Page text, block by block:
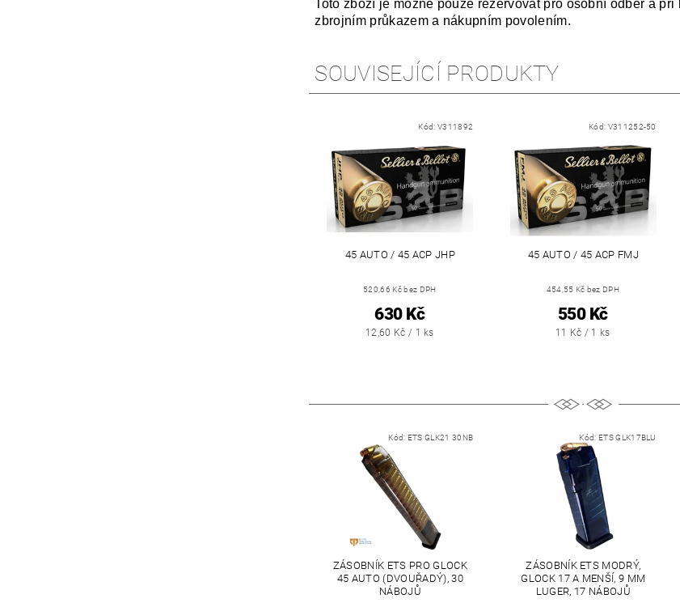
Toto zboží je možné pouze rezervovat pro osobní odběr a
zbrojním průkazem a nákupním povolením.
SOUVISEJÍCÍ PRODUKTY
Kód:V311892
45 AUTO / 45 ACP JHP
520,66 Kč bez DPH
630 Kč
12,60 Kč / 1 ks
Kód: V311252-50
45 AUTO / 45 ACP FMJ
454,55 Kč bez DPH
550 Kč
11 Kč / 1 ks
Kód: ETS GLK21 30NB
ZÁSOBNÍK ETS PRO GLOCK
45 AUTO (DVOUŘADÝ), 30
NÁBOJŮ
Kód: ETS GLK17BLU
ZÁSOBNÍK ETS MODRÝ,
GLOCK 17 A MENŠÍ, 9 MM
LUGER, 17 NÁBOJŮ